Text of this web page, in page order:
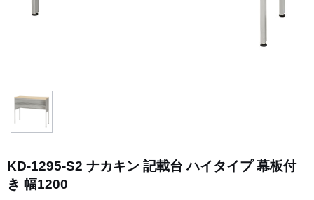
KD-1295-S2 ナカキン 記載台 ハイタイプ 幕板付
き 幅1200